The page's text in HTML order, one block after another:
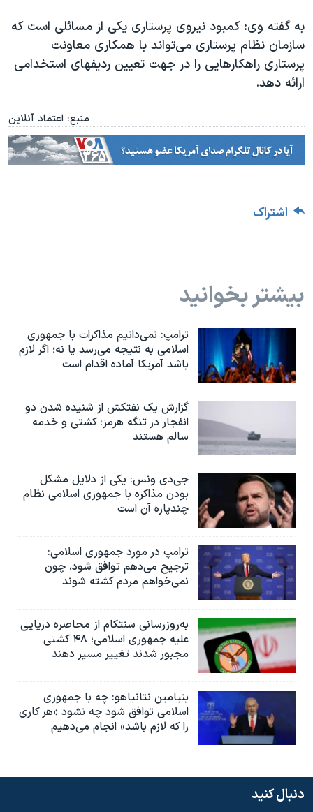
به گفته وی: کمبود نیروی پرستاری یکی از مسائلی است که
سازمان نظام پرستاری می‌تواند با همکاری معاونت
پرستاری راهکارهایی را در جهت تعیین ردیف‎های استخدامی
ارائه دهد.
منبع: اعتماد آنلاین
اشتراک
بیشتر بخوانید
ترامپ: نمی‌دانیم مذاکرات با جمهوری
اسلامی به نتیجه می‌رسد یا نه؛ اگر لازم
باشد آمریکا آماده اقدام است
گزارش یک نفتکش از شنیده شدن دو
انفجار در تنگه هرمز؛ کشتی و خدمه
سالم هستند
جی‌دی ونس: یکی از دلایل مشکل
بودن مذاکره با جمهوری اسلامی نظام
چندپاره آن است
ترامپ در مورد جمهوری اسلامی:
ترجیح می‌دهم توافق شود، چون
نمی‌خواهم مردم کشته شوند
به‌روزرسانی سنتکام از محاصره دریایی
علیه جمهوری اسلامی؛ ۴۸ کشتی
مجبور شدند تغییر مسیر دهند
بنیامین نتانیاهو: چه با جمهوری
اسلامی توافق شود چه نشود «هر کاری
را که لازم باشد» انجام می‌دهیم
دنبال کنید